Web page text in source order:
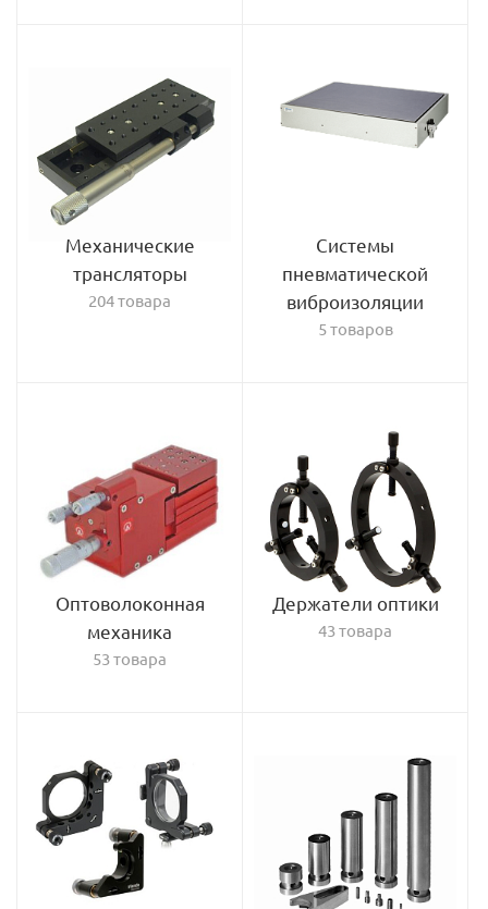
Механические
трансляторы
204 товара
Системы
пневматической
виброизоляции
5 товаров
Оптоволоконная
механика
53 товара
Держатели оптики
43 товара